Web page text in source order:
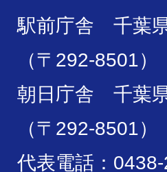
駅前庁舎 千葉
（〒292-8501）
朝日庁舎 千葉
（〒292-8501）
代表電話：